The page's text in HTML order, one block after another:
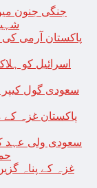
جنگی جنون
شہید
پاکستان آرمی کی
اسرائیل کو
سعودی گول کیپر
پاکستان غزہ کے
سعودی ولی عہد